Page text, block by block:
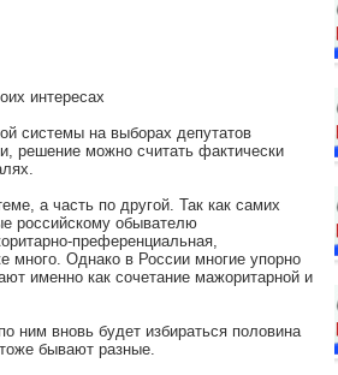
интересах
системы на выборах депутатов
решение можно считать фактически
а часть по другой. Так как самих
российскому обывателю
преференциальная,
много. Однако в России многие упорно
именно как сочетание мажоритарной и
ним вновь будет избираться половина
бывают разные.